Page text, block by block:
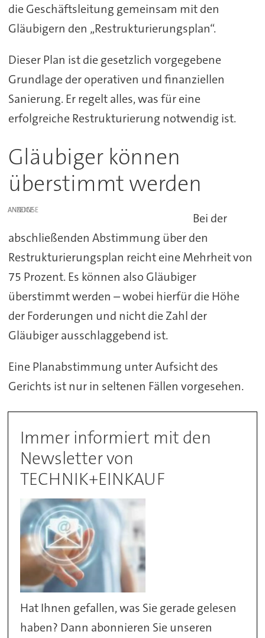
die Geschäftsleitung gemeinsam mit den
Gläubigern den „Restrukturierungsplan“.
Dieser Plan ist die gesetzlich vorgegebene
Grundlage der operativen und finanziellen
Sanierung. Er regelt alles, was für eine
erfolgreiche Restrukturierung notwendig ist.
Gläubiger können
überstimmt werden
ANZEIGE
Bei der
abschließenden Abstimmung über den
Restrukturierungsplan reicht eine Mehrheit von
75 Prozent. Es können also Gläubiger
überstimmt werden – wobei hierfür die Höhe
der Forderungen und nicht die Zahl der
Gläubiger ausschlaggebend ist.
Eine Planabstimmung unter Aufsicht des
Gerichts ist nur in seltenen Fällen vorgesehen.
Immer informiert mit den
Newsletter von
TECHNIK+EINKAUF
Hat Ihnen gefallen, was Sie gerade gelesen
haben? Dann abonnieren Sie unseren